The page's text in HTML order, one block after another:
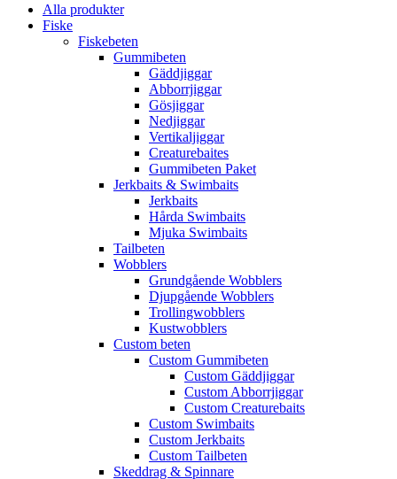
Alla produkter
Fiske
Fiskebeten
Gummibeten
Gäddjiggar
Abborrjiggar
Gösjiggar
Nedjiggar
Vertikaljiggar
Creaturebaites
Gummibeten Paket
Jerkbaits & Swimbaits
Jerkbaits
Hårda Swimbaits
Mjuka Swimbaits
Tailbeten
Wobblers
Grundgående Wobblers
Djupgående Wobblers
Trollingwobblers
Kustwobblers
Custom beten
Custom Gummibeten
Custom Gäddjiggar
Custom Abborrjiggar
Custom Creaturebaits
Custom Swimbaits
Custom Jerkbaits
Custom Tailbeten
Skeddrag & Spinnare